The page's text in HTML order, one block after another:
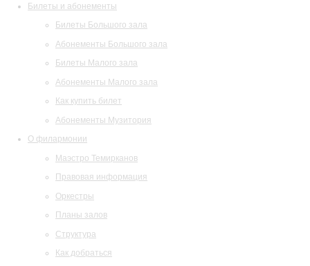
Билеты и абонементы
Билеты Большого зала
Абонементы Большого зала
Билеты Малого зала
Абонементы Малого зала
Как купить билет
Абонементы Музитория
О филармонии
Маэстро Темирканов
Правовая информация
Оркестры
Планы залов
Структура
Как добраться